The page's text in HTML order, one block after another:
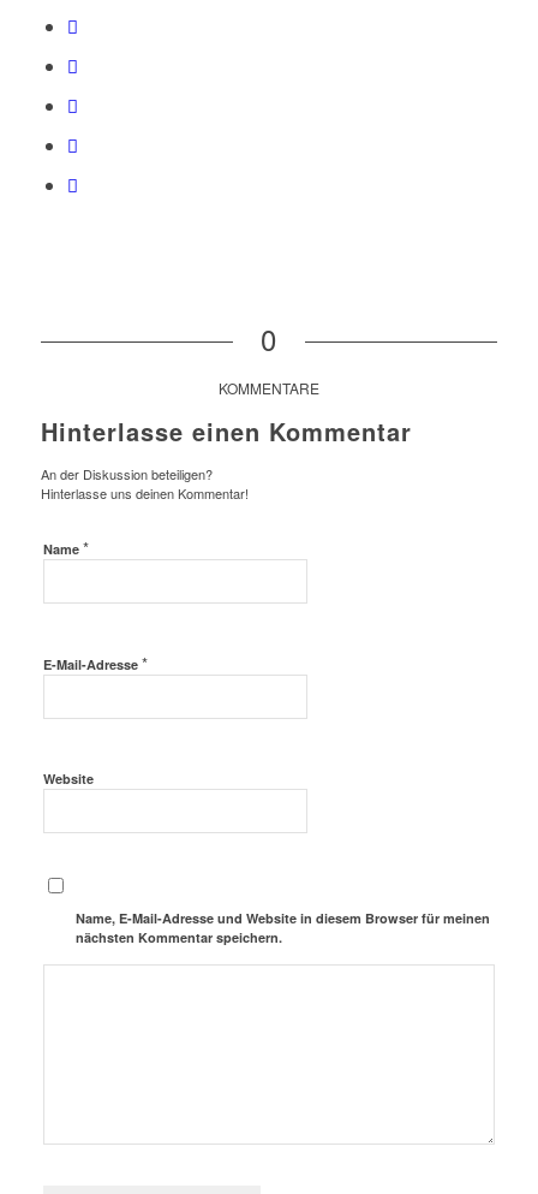
0
KOMMENTARE
Hinterlasse einen Kommentar
An der Diskussion beteiligen?
Hinterlasse uns deinen Kommentar!
Name *
E-Mail-Adresse *
Website
Name, E-Mail-Adresse und Website in diesem Browser für meinen
nächsten Kommentar speichern.